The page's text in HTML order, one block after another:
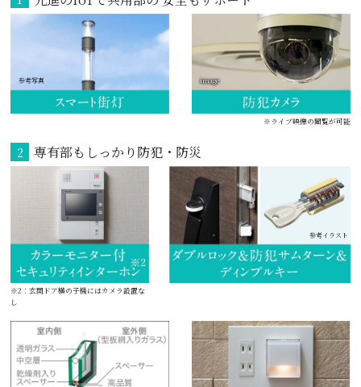
参考写真 image
※ライブ映像の閲覧が可能
2 専有部もしっかり 防犯・防災
※2：玄関ドア横の子機にはカメラ設置な
し
参考イラスト